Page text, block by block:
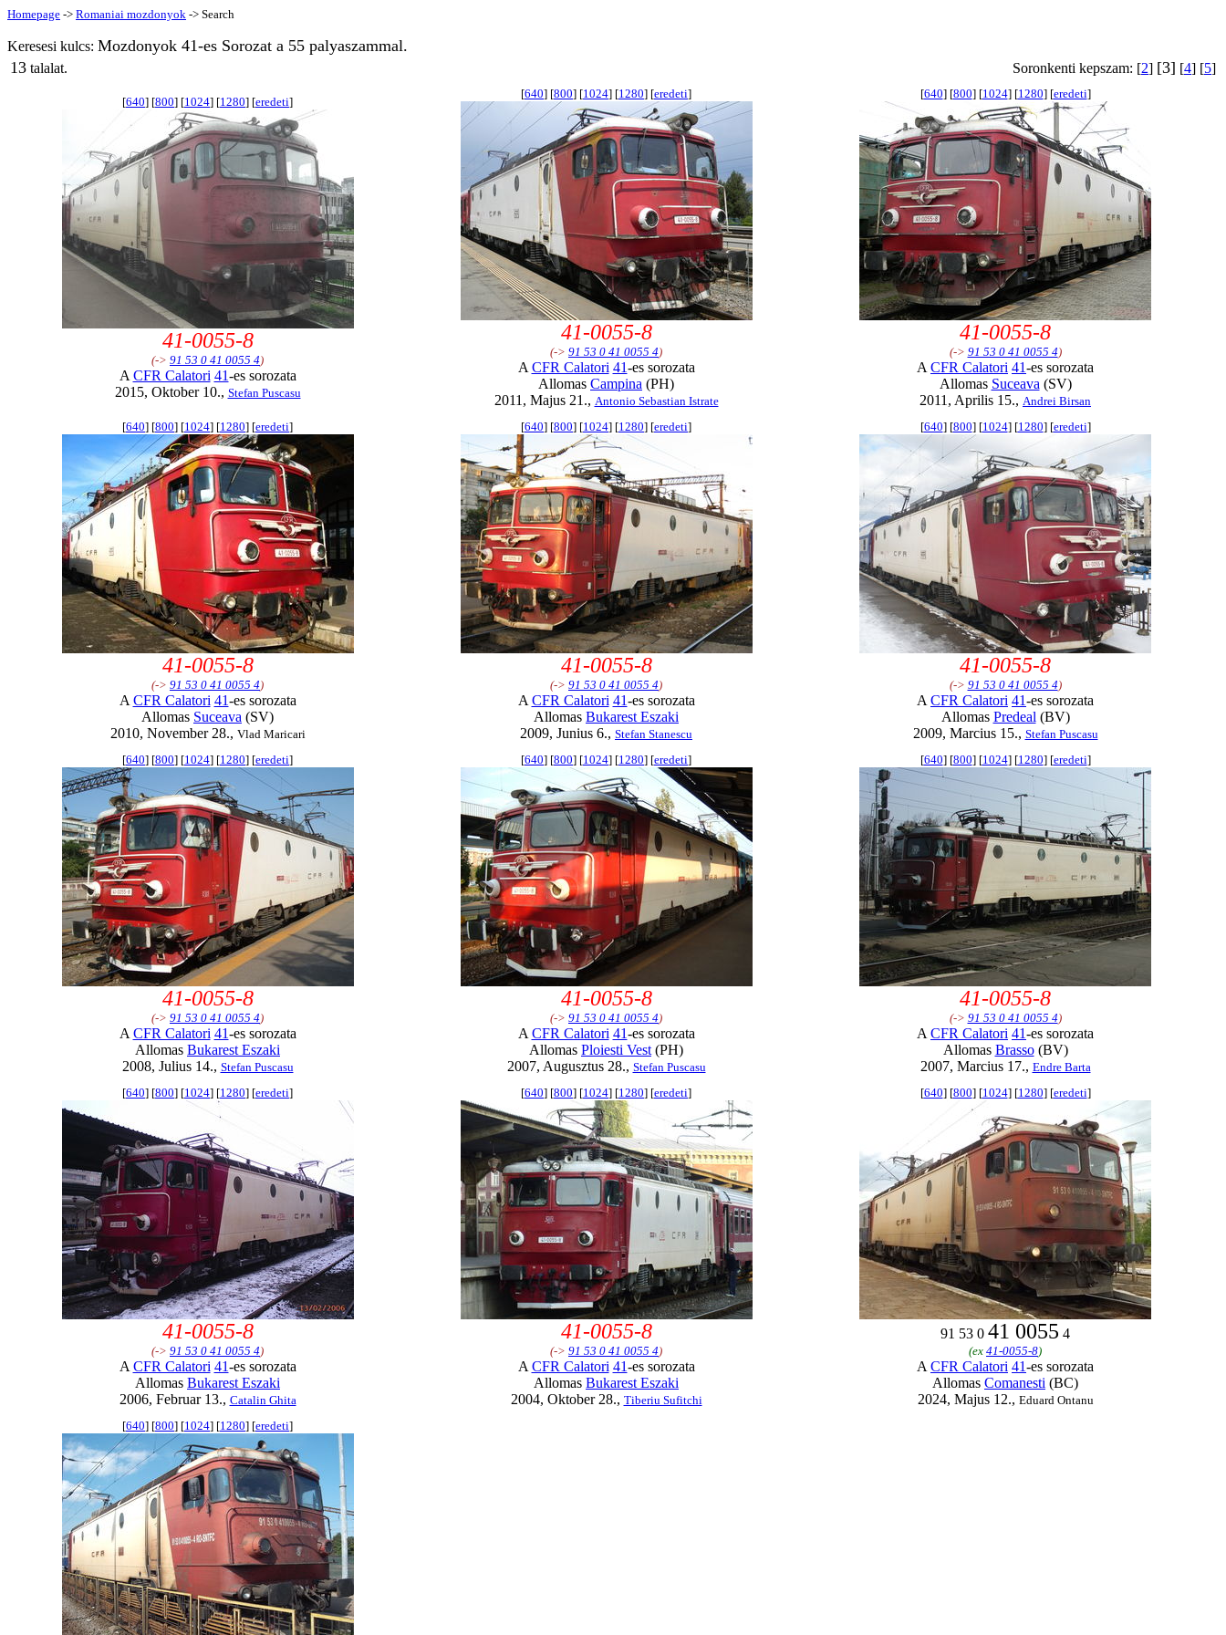
Homepage -> Romaniai mozdonyok -> Search
Keresesi kulcs: Mozdonyok 41-es Sorozat a 55 palyaszammal.
13 talalat. Soronkenti kepszam: [2] [3] [4] [5]
[640] [800] [1024] [1280] [eredeti]
41-0055-8
(-> 91 53 0 41 0055 4)
A CFR Calatori 41-es sorozata
2015, Oktober 10., Stefan Puscasu
[640] [800] [1024] [1280] [eredeti]
41-0055-8
(-> 91 53 0 41 0055 4)
A CFR Calatori 41-es sorozata
Allomas Campina (PH)
2011, Majus 21., Antonio Sebastian Istrate
[640] [800] [1024] [1280] [eredeti]
41-0055-8
(-> 91 53 0 41 0055 4)
A CFR Calatori 41-es sorozata
Allomas Suceava (SV)
2011, Aprilis 15., Andrei Birsan
[640] [800] [1024] [1280] [eredeti]
41-0055-8
(-> 91 53 0 41 0055 4)
A CFR Calatori 41-es sorozata
Allomas Suceava (SV)
2010, November 28., Vlad Maricari
[640] [800] [1024] [1280] [eredeti]
41-0055-8
(-> 91 53 0 41 0055 4)
A CFR Calatori 41-es sorozata
Allomas Bukarest Eszaki
2009, Junius 6., Stefan Stanescu
[640] [800] [1024] [1280] [eredeti]
41-0055-8
(-> 91 53 0 41 0055 4)
A CFR Calatori 41-es sorozata
Allomas Predeal (BV)
2009, Marcius 15., Stefan Puscasu
[640] [800] [1024] [1280] [eredeti]
41-0055-8
(-> 91 53 0 41 0055 4)
A CFR Calatori 41-es sorozata
Allomas Bukarest Eszaki
2008, Julius 14., Stefan Puscasu
[640] [800] [1024] [1280] [eredeti]
41-0055-8
(-> 91 53 0 41 0055 4)
A CFR Calatori 41-es sorozata
Allomas Ploiesti Vest (PH)
2007, Augusztus 28., Stefan Puscasu
[640] [800] [1024] [1280] [eredeti]
41-0055-8
(-> 91 53 0 41 0055 4)
A CFR Calatori 41-es sorozata
Allomas Brasso(BV)
2007, Marcius 17., Endre Barta
[640] [800] [1024] [1280] [eredeti]
41-0055-8
(-> 91 53 0 41 0055 4)
A CFR Calatori 41-es sorozata
Allomas Bukarest Eszaki
2006, Februar 13., Catalin Ghita
[640] [800] [1024] [1280] [eredeti]
41-0055-8
(-> 91 53 0 41 0055 4)
A CFR Calatori 41-es sorozata
Allomas Bukarest Eszaki
2004, Oktober 28., Tiberiu Sufitchi
[640] [800] [1024] [1280] [eredeti]
91 53 0 41 0055 4
(ex 41-0055-8)
A CFR Calatori 41-es sorozata
Allomas Comanesti (BC)
2024, Majus 12., Eduard Ontanu
[640] [800] [1024] [1280] [eredeti]